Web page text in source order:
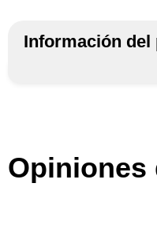
Información del
Opiniones